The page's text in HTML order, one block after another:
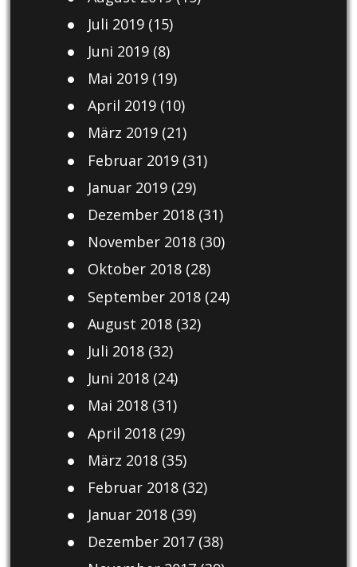
Juli 2019(15)
Juni 2019(8)
Mai 2019(19)
April 2019(10)
März 2019(21)
Februar 2019(31)
Januar 2019(29)
Dezember 2018(31)
November 2018(30)
Oktober 2018(28)
September 2018(24)
August 2018(32)
Juli 2018(32)
Juni 2018(24)
Mai 2018(31)
April 2018(29)
März 2018(35)
Februar 2018(32)
Januar 2018(39)
Dezember 2017(38)